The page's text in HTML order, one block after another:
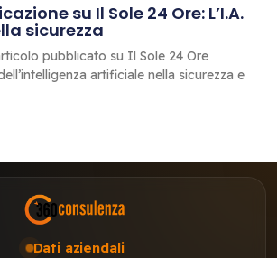
su Il Sole 24 Ore: L’I.A.
sicurezza
pubblicato su Il Sole 24 Ore
artificiale nella sicurezza e
Dati aziendali